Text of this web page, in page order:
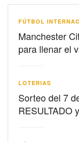
FÚTBOL
Manchester
para llenar el
LOTERIAS
Sorteo del 7
RESULTADO